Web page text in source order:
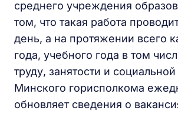
среднего учреждения
том, что такая работа
день, а на протяжении всего
года, учебного года в том
труду, занятости и
Минского горисполкома
обновляет сведения о